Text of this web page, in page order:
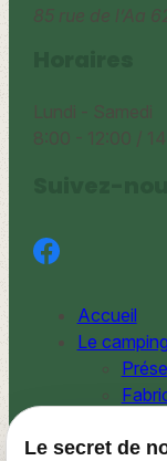
85 rue de l’Aa
Lundi - Samedi
8:00 - 12:00 /
Accueil
Le camping
Le secret de